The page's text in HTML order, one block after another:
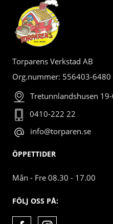
Torparens Verkstad AB
Org.nummer: 556403-6480
Tretunnlandshusen
0410-222 22
info@torparen.se
ÖPPETTIDER
Mån - Fre 08.30 - 17.00
FÖLJ OSS PÅ: